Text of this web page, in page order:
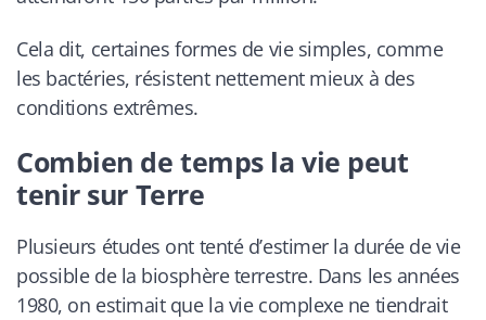
Cela dit, certaines formes de vie simples, comme
les bactéries, résistent nettement mieux à des
conditions extrêmes.
Combien de temps la vie peut
tenir sur Terre
Plusieurs études ont tenté d’estimer la durée de vie
possible de la biosphère terrestre. Dans les années
1980, on estimait que la vie complexe ne tiendrait